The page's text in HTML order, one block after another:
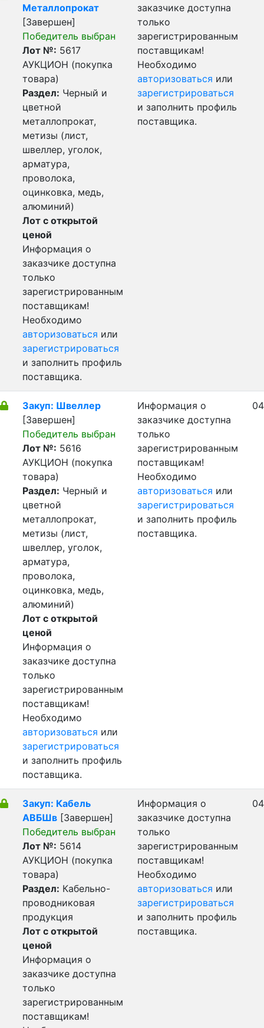
Металлопрокат
[Завершен]
Победитель выбран
Лот №: 5617
АУКЦИОН (покупка
товара)
Раздел: Черный и
цветной
металлопрокат,
метизы (лист,
швеллер, уголок,
арматура,
проволока,
оцинковка, медь,
алюминий)
Лот с открытой
ценой
Информация о
заказчике доступна
только
зарегистрированным
поставщикам!
Необходимо
авторизоваться или
зарегистрироваться
и заполнить профиль
поставщика.
заказчике доступна
только
зарегистрированным
поставщикам!
Необходимо
авторизоваться или
зарегистрироваться
и заполнить профиль
поставщика.
Закуп: Швеллер
[Завершен]
Победитель выбран
Лот №: 5616
АУКЦИОН (покупка
товара)
Раздел: Черный и
цветной
металлопрокат,
метизы (лист,
швеллер, уголок,
арматура,
проволока,
оцинковка, медь,
алюминий)
Лот с открытой
ценой
Информация о
заказчике доступна
только
зарегистрированным
поставщикам!
Необходимо
авторизоваться или
зарегистрироваться
и заполнить профиль
поставщика.
Информация о
заказчике доступна
только
зарегистрированным
поставщикам!
Необходимо
авторизоваться или
зарегистрироваться
и заполнить профиль
поставщика.
Закуп: Кабель
АВБШв [Завершен]
Победитель выбран
Лот №: 5614
АУКЦИОН (покупка
товара)
Раздел: Кабельно-
проводниковая
продукция
Лот с открытой
ценой
Информация о
заказчике доступна
только
зарегистрированным
поставщикам!
Информация о
заказчике доступна
только
зарегистрированным
поставщикам!
Необходимо
авторизоваться или
зарегистрироваться
и заполнить профиль
поставщика.